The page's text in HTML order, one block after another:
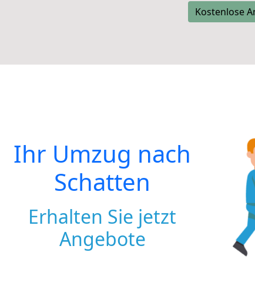
Kostenlose
Ihr Umzug nach
Schatten
Erhalten Sie jetzt
Angebote